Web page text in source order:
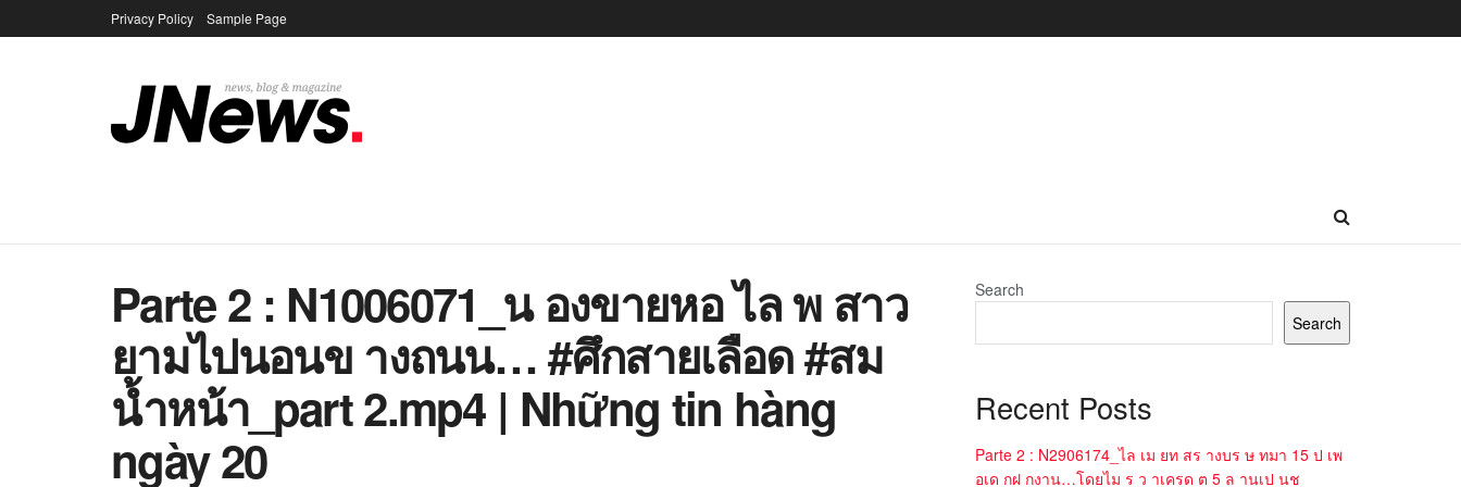
Privacy Policy Sample Page
Parte 2 : N1006071_น องขายหอ ไล พ สาว
ยามไปนอนข างถนน… #ศึกสายเลือด #สม
น้ำหน้า_part 2.mp4 | Những tin hàng
ngày 20
Search
Search
Recent Posts
Parte 2 : N2906174_ไล เม ยท สร างบร ษ ทมา 15 ป เพ
อเด กฝ กงาน…โดยไม ร ว าเครด ต 5 ล านเป นช